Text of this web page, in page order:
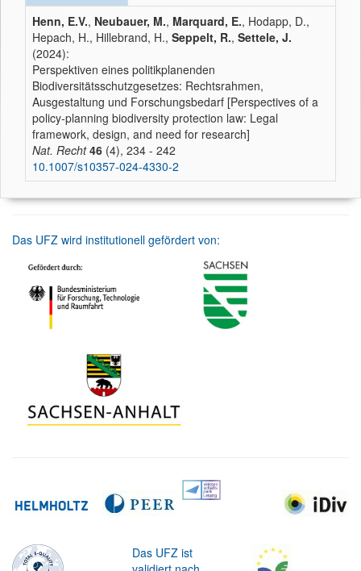
Henn, E.V., Neubauer, M., Marquard, E., Hodapp, D.,
Hepach, H., Hillebrand, H., Seppelt, R., Settele, J.
(2024):
Perspektiven eines politikplanenden
Biodiversitätsschutzgesetzes: Rechtsrahmen,
Ausgestaltung und Forschungsbedarf [Perspectives of a
policy-planning biodiversity protection law: Legal
framework, design, and need for research]
Nat. Recht 46 (4), 234 - 242
10.1007/s10357-024-4330-2
Das UFZ wird institutionell gefördert von:
Das UFZ ist